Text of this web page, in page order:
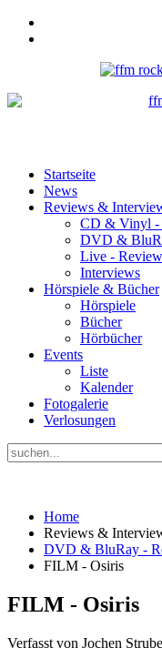
Startseite
News
Reviews &
CD & Vinyl -
DVD &
Live -
Interviews
Hörspiele & Bücher
Hörspiele
Bücher
Hörbücher
Events
Liste
Kalender
Fotogalerie
Verlosungen
Home
Reviews &
DVD & BluRay -
FILM - Osiris
FILM - Osiris
Verfasst von Jochen